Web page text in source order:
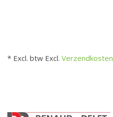
* Excl. btw Excl. Verzendkosten